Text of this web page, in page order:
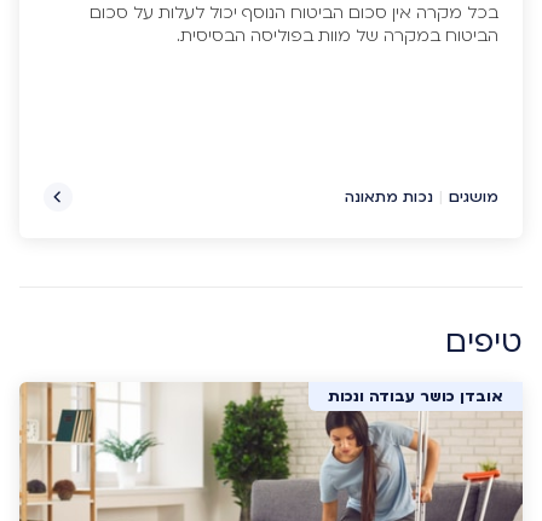
בכל מקרה אין סכום הביטוח הנוסף יכול לעלות על סכום
הביטוח במקרה של מוות בפוליסה הבסיסית.
מושגים | נכות מתאונה
טיפים
אובדן כושר עבודה ונכות